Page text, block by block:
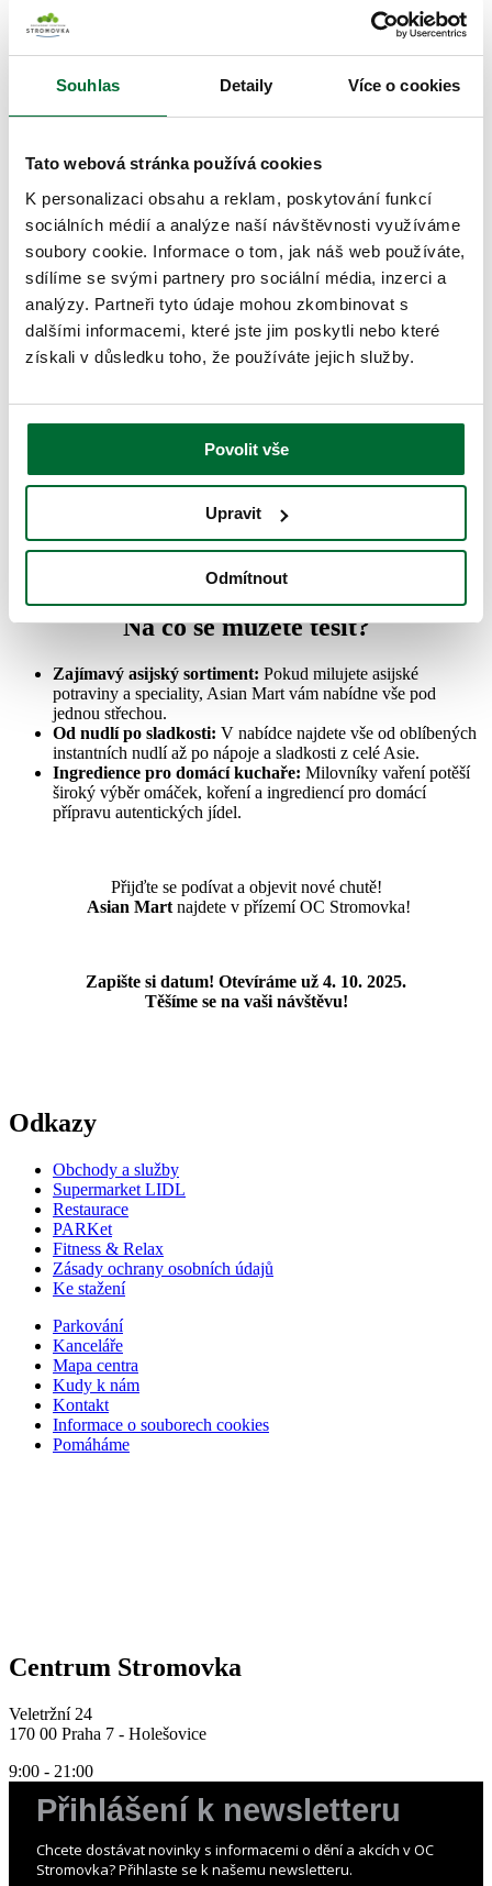
Souhlas Detaily Více o cookies
Tato webová stránka používá cookies
K personalizaci obsahu a reklam, poskytování funkcí
sociálních médií a analýze naší návštěvnosti využíváme
soubory cookie. Informace o tom, jak náš web používáte,
sdílíme se svými partnery pro sociální média, inzerci a
analýzy. Partneři tyto údaje mohou zkombinovat s
dalšími informacemi, které jste jim poskytli nebo které
získali v důsledku toho, že používáte jejich služby.
Povolit vše
Upravit
Odmítnout
Kontakt
English
Centrum Stromovka > Novinky >BOMBA: Nově otevřeno!
BOMBA: Nově otevřeno!
Nová exotická zastávka ve Stromovce:
Máme skvělou zprávu pro všechny milovníkyasijské kuchyně
a gurmánských zážitků!
Už4. října 2025otevíráme zcela novou prodejnuAsian Mart–
místo, které vás rázem přenese do pulzujícího světa chutí a vůní z
celé Asie. Připravte se na to, že vaše spíže a lednice dostanou
exotický upgrade!
Na co se můžete těšit?
Zajímavý asijský sortiment: Pokud milujete asijské
potraviny a speciality, Asian Mart vám nabídne vše pod
jednou střechou.
Od nudlí po sladkosti: V nabídce najdete vše od oblíbených
instantních nudlí až po nápoje a sladkosti z celé Asie.
Ingredience pro domácí kuchaře: Milovníky vaření potěší
široký výběr omáček, koření a ingrediencí pro domácí
přípravu autentických jídel.
Přijďte se podívat a objevit nové chutě!
Asian Martnajdete v přízemí OC Stromovka!
Zapište si datum! Otevíráme už 4. 10. 2025.
Těšíme se na vaši návštěvu!
Odkazy
Obchody a služby
Supermarket LIDL
Restaurace
PARKet
Fitness & Relax
Zásady ochrany osobních údajů
Ke stažení
Parkování
Kanceláře
Mapa centra
Kudy k nám
Kontakt
Informace o souborech cookies
Pomáháme
Centrum Stromovka
Veletržní 24
170 00 Praha 7 - Holešovice
9:00 - 21:00
Přihlášení k newsletteru
Chcete dostávat novinky s informacemi o dění a akcích v OC
Stromovka? Přihlaste se k našemu newsletteru.